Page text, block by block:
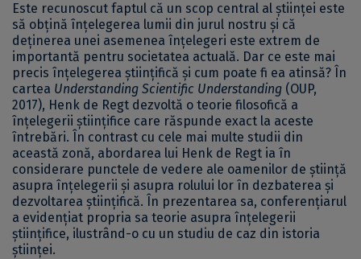
Este recunoscut faptul că un scop central al științei este
să obțină înțelegerea lumii din jurul nostru și că
deținerea unei asemenea înțelegeri este extrem de
importantă pentru societatea actuală. Dar ce este mai
precis înțelegerea științifică și cum poate fi ea atinsă? În
cartea Understanding Scientific Understanding (OUP,
2017), Henk de Regt dezvoltă o teorie filosofică a
înțelegerii științifice care răspunde exact la aceste
întrebări. În contrast cu cele mai multe studii din
această zonă, abordarea lui Henk de Regt ia în
considerare punctele de vedere ale oamenilor de știință
asupra înțelegerii și asupra rolului lor în dezbaterea și
dezvoltarea științifică. În prezentarea sa, conferențiarul
a evidențiat propria sa teorie asupra înțelegerii
științifice, ilustrând-o cu un studiu de caz din istoria
științei.